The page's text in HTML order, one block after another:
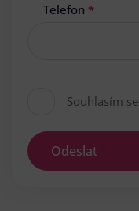
Telefon *
Souhlasím se
Odeslat